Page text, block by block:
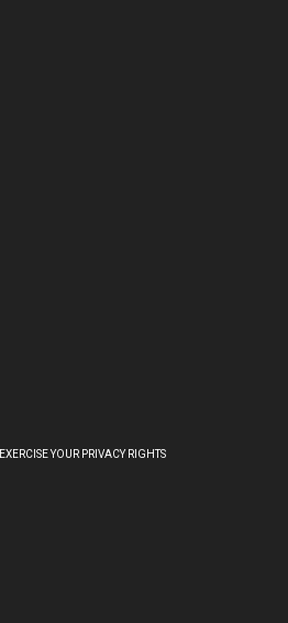
EXERCISE YOUR PRIVACY RIGHTS